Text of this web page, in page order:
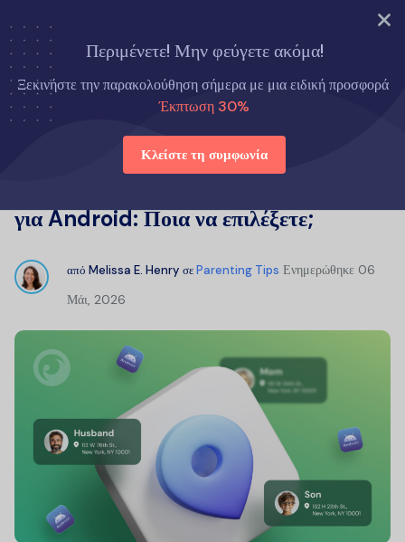
ΔΟΚΙΜΑΣΤΕ ΤΩΡΑ
Περιμένετε! Μην φεύγετε ακόμα!
Ξεκινήστε την παρακολούθηση σήμερα με μια ειδική προσφορά
Έκπτωση 30%
Κλείστε τη συμφωνία
Αρχική σελίδα
Συμβουλές για γονείς
Εφαρμογή παρακολούθησης οικογένειας για Android: Ποια να
επιλέξετε;
για Android: Ποια να επιλέξετε;
από Melissa E. Henry σεParenting Tips Ενημερώθηκε 06
Μάι, 2026